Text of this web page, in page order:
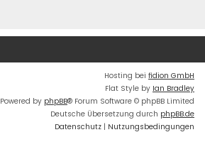
Hosting bei fidion GmbH
Flat Style by Ian Bradley
Powered by phpBB® Forum Software © phpBB Limited
Deutsche Übersetzung durch phpBB.de
Datenschutz | Nutzungsbedingungen